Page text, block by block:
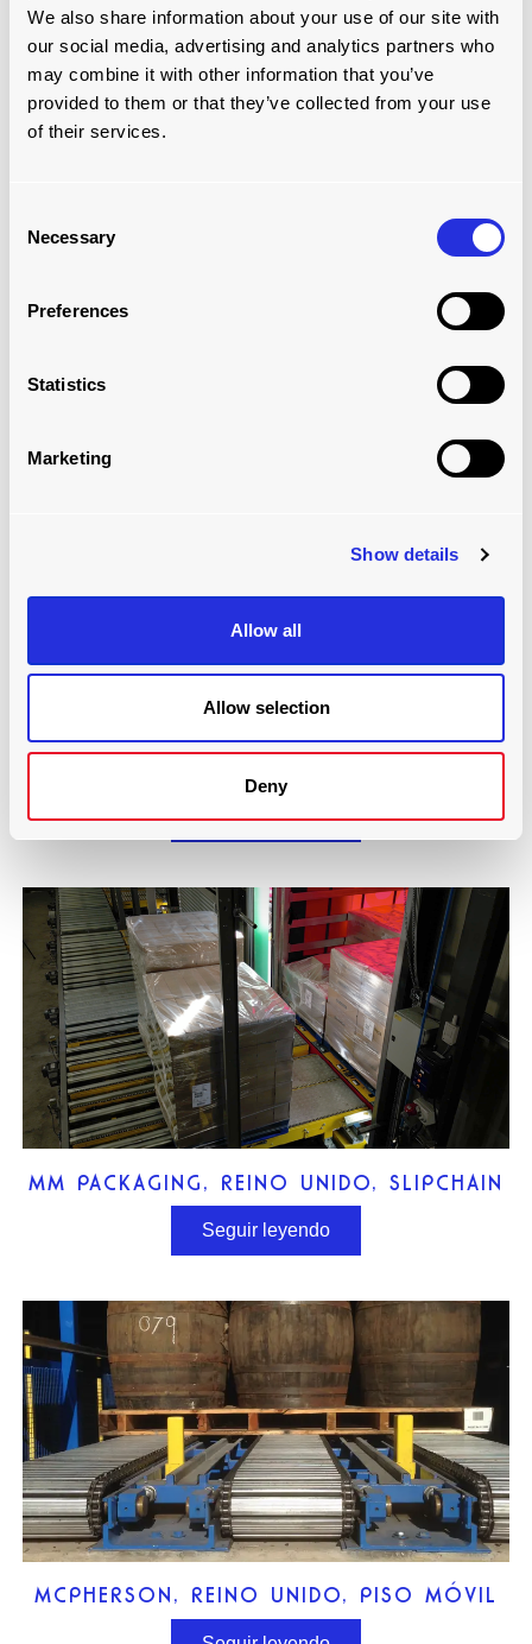
We also share information about your use of our site with
our social media, advertising and analytics partners who
may combine it with other information that you’ve
provided to them or that they’ve collected from your use
of their services.
Selection
Necessary
Preferences
Statistics
Marketing
Show details
Allow all
Allow selection
Deny
INBEV, BÉLGICA, SISTEMA RISERPLATE
UNILEVER, PAÍSES BAJOS, SISTEMA
Seguir leyendo
MM PACKAGING, REINO UNIDO, SLIPCHAIN
Seguir leyendo
MCPHERSON, REINO UNIDO, PISO MÓVIL